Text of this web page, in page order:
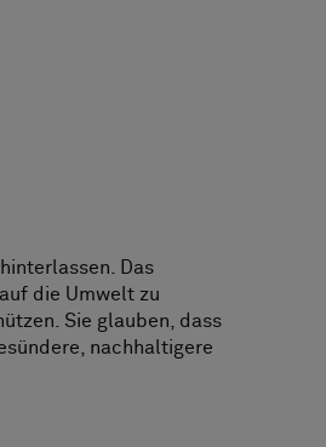
Das
die Umwelt zu
Sie glauben, dass
nachhaltigere